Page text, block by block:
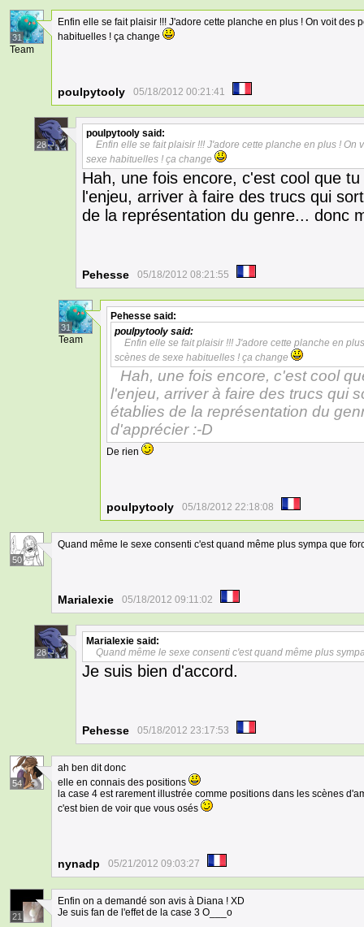
31
Team
Enfin elle se fait plaisir !!! J'adore cette planche en plus ! On voit
habituelles ! ça change
poulpytooly 05/18/2012 00:21:41
28
poulpytooly said:
Enfin elle se fait plaisir !!! J'adore cette planche en plus !
sexe habituelles ! ça change
Hah, une fois encore, c'est cool que
l'enjeu, arriver à faire des trucs qui
de la représentation du genre... donc
Pehesse 05/18/2012 08:21:55
31
Team
Pehesse said:
poulpytooly said:
Enfin elle se fait plaisir !!! J'adore cette planche en
scènes de sexe habituelles ! ça change
Hah, une fois encore, c'est cool
l'enjeu, arriver à faire des trucs qui
établies de la représentation du
d'apprécier :-D
De rien
poulpytooly 05/18/2012 22:18:08
50
Quand même le sexe consenti c'est quand même plus sympa que
Marialexie 05/18/2012 09:11:02
28
Marialexie said:
Quand même le sexe consenti c'est quand même plus
Je suis bien d'accord.
Pehesse 05/18/2012 23:17:53
54
ah ben dit donc
elle en connais des positions
la case 4 est rarement illustrée comme positions dans les scènes
c'est bien de voir que vous osés
nynadp 05/21/2012 09:03:27
21
Enfin on a demandé son avis à Diana ! XD
Je suis fan de l'effet de la case 3 O___o